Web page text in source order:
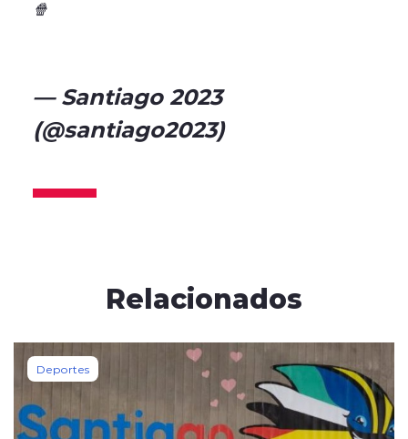
🍿
— Santiago 2023
(@santiago2023)
Relacionados
Deportes